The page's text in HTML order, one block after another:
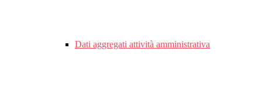
Dati aggregati attività amministrativa